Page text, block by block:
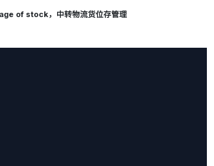
of stock，中转物流货位存管理